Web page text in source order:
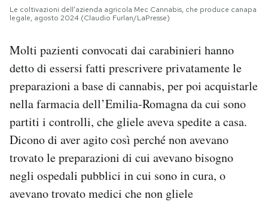
Le coltivazioni dell’azienda agricola Mec Cannabis, che produce canapa
legale, agosto 2024 (Claudio Furlan/LaPresse)
Molti pazienti convocati dai carabinieri hanno
detto di essersi fatti prescrivere privatamente le
preparazioni a base di cannabis, per poi acquistarle
nella farmacia dell’Emilia-Romagna da cui sono
partiti i controlli, che gliele aveva spedite a casa.
Dicono di aver agito così perché non avevano
trovato le preparazioni di cui avevano bisogno
negli ospedali pubblici in cui sono in cura, o
avevano trovato medici che non gliele